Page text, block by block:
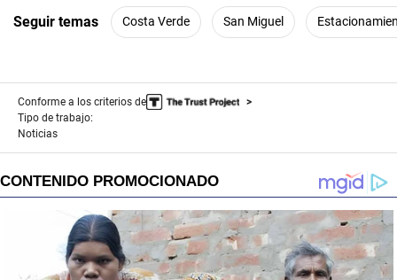
Seguir temas Costa Verde San Miguel
Conforme a los criterios de
Tipo de trabajo:
Noticias